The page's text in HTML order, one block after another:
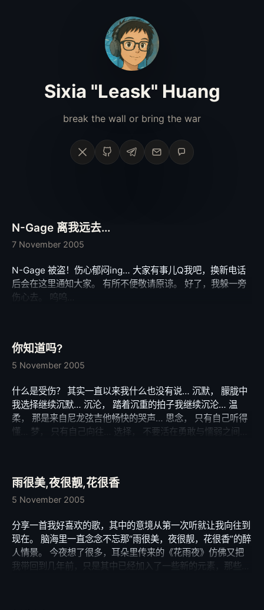
Sixia "Leask" Huang
break the wall or bring the war
X GitHubTelegram
Email Phone
N-Gage 离我远去...
7 November 2005
N-Gage 被盗！伤心郁闷ing… 大家有事儿Q我吧，换新电话
后会在这里通知大家。 有所不便敬请原谅。 好了，我躲一旁
伤心去。 呜呜…
你知道吗?
5 November 2005
什么是受伤？ 其实一直以来我什么也没有说… 沉默， 朦胧中
我选择继续沉默… 沉沦， 踏着沉重的拍子我继续沉沦… 温
柔， 那是来自尼龙弦吉他畅快的哭声… 思念， 只有自己听得
懂… 梦， 只有自己向往… 选择， 不要活在勇敢与懦弱之间…
雨很美,夜很靓,花很香
5 November 2005
分享一首我好喜欢的歌，其中的意境从第一次听就让我向往到
现在。 脑海里一直念念不忘那“雨很美，夜很靓，花很香”的醉
人情景。 今夜想了很多，耳朵里传来的《花雨夜》仿佛又把
我带回到几年前，只是其中已经加入了一些新的元素，那些我